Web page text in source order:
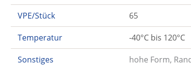
VPE/Stück 65
Temperatur -40°C bis 120°C
Sonstiges hohe Form,